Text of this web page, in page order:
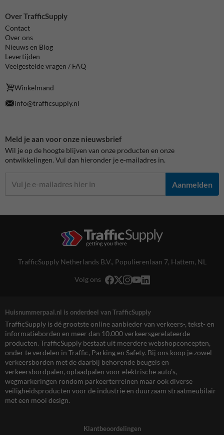
Over TrafficSupply
Contact
Over ons
Nieuws en Blog
Levertijden
Veelgestelde vragen / FAQ
Winkelmand
info@trafficsupply.nl
Meld je aan voor onze nieuwsbrief
Wil je op de hoogte blijven van onze producten en onze
ontwikkelingen. Vul dan hieronder je e-mailadres in.
Aanmelden
TrafficSupply Netherlands B.V., Populierenlaan 7, Hattem, NL
Volg ons
Huisnummerpaal.nl is onderdeel van TrafficSupply
TrafficSupply is dé grootste online aanbieder van verkeers-, tekst- en
informatieborden en meer dan 10.000 verkeersgerelateerde
producten. TrafficSupply bestaat uit meerdere webshopconcepten,
onder te verdelen in Traffic, Parking en Safety. Bij ons koop je zowel
verkeersborden met de daarbij behorende beugels en
verkeersbordpalen, oplaadpalen voor elektrische auto’s,
wegmarkeringen rondom parkeerterreinen maar ook diverse
veiligheidsproducten voor de industrie en duurzaam straatmeubilair
met een mooi design.
Klantbeoordelingen